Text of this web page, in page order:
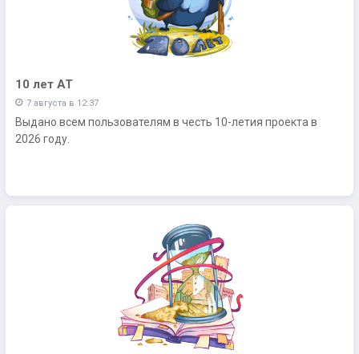
10 лет АТ
7 августа в 12:37
Выдано всем пользователям в честь 10-летия проекта в
2026 году.